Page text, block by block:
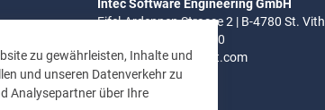
zu gewährleisten, Inhalte und
und unseren Datenverkehr zu
Analysepartner über Ihre
Intec Software Engineering GmbH
Eifel-Ardennen Strasse 2 | B-4780 St. Vith
Tel.: +32 (0)80 280 080
E-Mail:info@intecsoft.com